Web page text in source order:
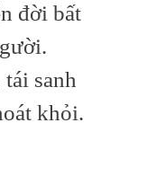
đời bất
sanh
khỏi.